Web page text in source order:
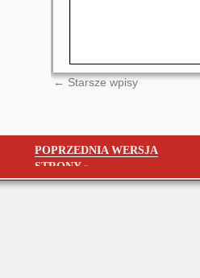
←Starsze wpisy
POPRZEDNIA WERSJA
STRONY »